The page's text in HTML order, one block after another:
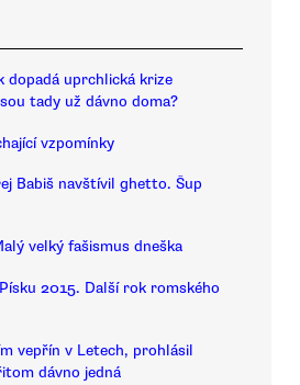
dopadá uprchlická krize
tady už dávno doma?
vzpomínky
Babiš navštívil ghetto. Šup
velký fašismus dneška
2015. Další rok romského
vepřín v Letech, prohlásil
dávno jedná